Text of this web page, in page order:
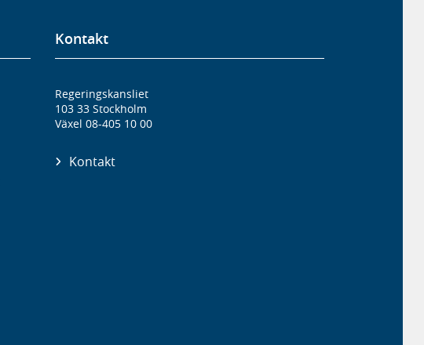
Kontakt
Regeringskansliet
103 33 Stockholm
Växel 08-405 10 00
Kontakt